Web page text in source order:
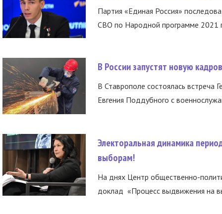
Партия «Единая Россия»
СВО по Народной программе 2021
В России запустят новую
В Ставрополе состоялась встреча
Евгения Поддубного с
Электоральная динамика
выборам!
На днях Центр общественно-
доклад «Процесс выдвижения на